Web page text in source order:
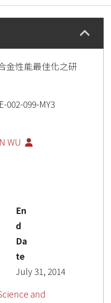
金性能最佳化之研
002-099-MY3
WU
En
d
Da
te
July 31, 2014
and